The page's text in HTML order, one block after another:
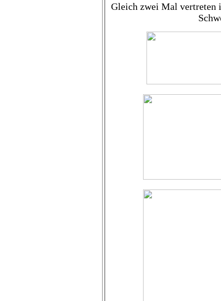
Gleich zwei Mal vertreten